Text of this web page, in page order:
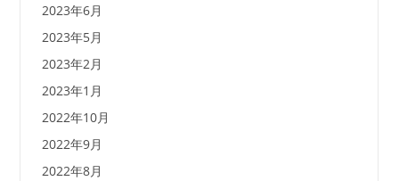
2023年6月
2023年5月
2023年2月
2023年1月
2022年10月
2022年9月
2022年8月